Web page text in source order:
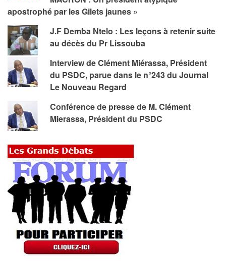
apostrophé par les Gilets jaunes »
J.F Demba Ntelo : Les leçons à retenir suite
au décès du Pr Lissouba
Interview de Clément Miérassa, Président
du PSDC, parue dans le n°243 du Journal
Le Nouveau Regard
Conférence de presse de M. Clément
Mierassa, Président du PSDC